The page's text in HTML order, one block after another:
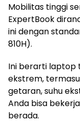
Mobilitas tinggi
ExpertBook
ini dengan
810H).
Ini berarti laptop
ekstrem,
getaran, suhu
Anda bisa
berada.